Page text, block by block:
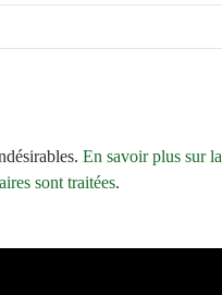
En savoir plus sur la
sont traitées.